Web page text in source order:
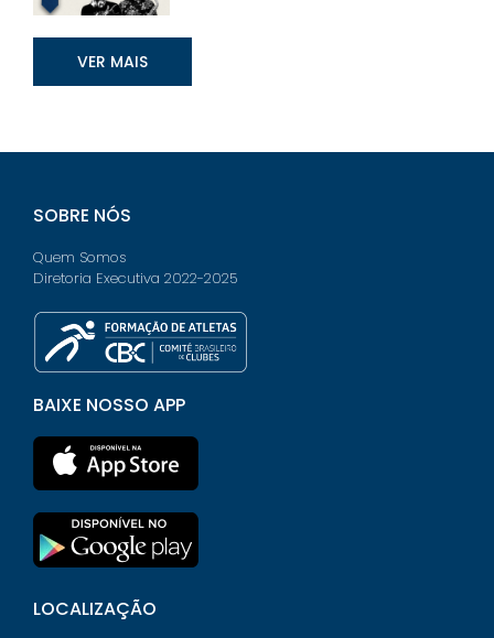
VER MAIS
SOBRE NÓS
Quem Somos
Diretoria Executiva 2022-2025
BAIXE NOSSO APP
LOCALIZAÇÃO